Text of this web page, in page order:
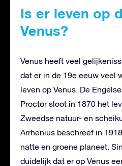
Is er leven op
Venus?
Venus heeft veel
dat er in de 19e eeuw veel
leven op Venus. De
Proctor sloot in 1870 het
Zweedse natuur- en
Arrhenius beschreef in
natte en groene planeet.
duidelijk dat er op Venus